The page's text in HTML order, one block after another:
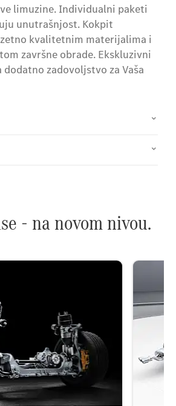
limuzine. Individualni paketi
unutrašnjost. Kokpit
kvalitetnim materijalima i
završne obrade. Ekskluzivni
zadovoljstvo za Vaša
- na novom nivou.